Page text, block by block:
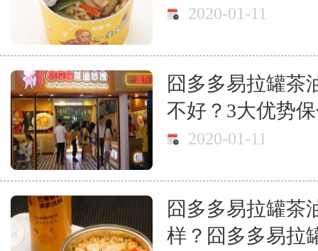
2020-01-11
囧多多易拉罐茶
不好？3大优势
2020-01-11
囧多多易拉罐茶
样？囧多多易拉